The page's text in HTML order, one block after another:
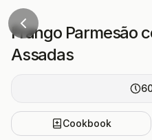
Frango Parmesão
Assadas
Cookbook